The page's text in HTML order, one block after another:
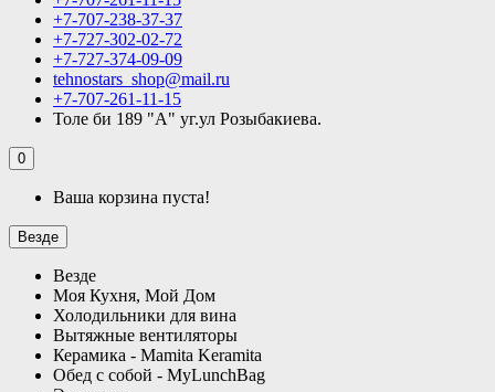
+7-707-238-37-37
+7-727-302-02-72
+7-727-374-09-09
tehnostars_shop@mail.ru
+7-707-261-11-15
Толе би 189 "А" уг.ул Розыбакиева.
0
Ваша корзина пуста!
Везде
Везде
Моя Кухня, Мой Дом
Холодильники для вина
Вытяжные вентиляторы
Керамика - Mamita Keramita
Обед с собой - MyLunchBag